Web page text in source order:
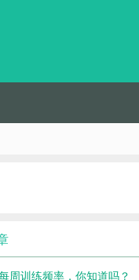
周训练频率，你知道吗？